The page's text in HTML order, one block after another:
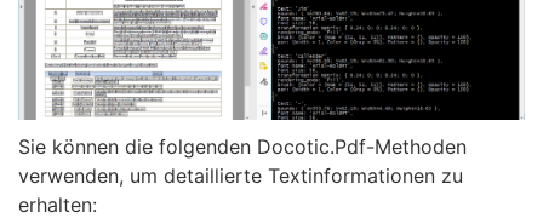
Sie können die folgenden Docotic.Pdf-Methoden
verwenden, um detaillierte Textinformationen zu
erhalten: